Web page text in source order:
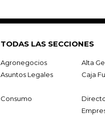
TODAS LAS SECCIONES
Agronegocios Alta
Asuntos Legales
Caja
Consumo